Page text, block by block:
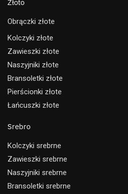
Złoto
Obrączki złote
Kolczyki złote
Zawieszki złote
Naszyjniki złote
Bransoletki złote
Pierścionki złote
Łańcuszki złote
Srebro
Kolczyki srebrne
Zawieszki srebrne
Naszyjniki srebrne
Bransoletki srebrne